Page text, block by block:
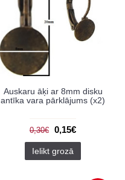
Auskaru āķi ar 8mm disku
antīka vara pārklājums (x2)
0,30€ 0,15€
Ielikt grozā